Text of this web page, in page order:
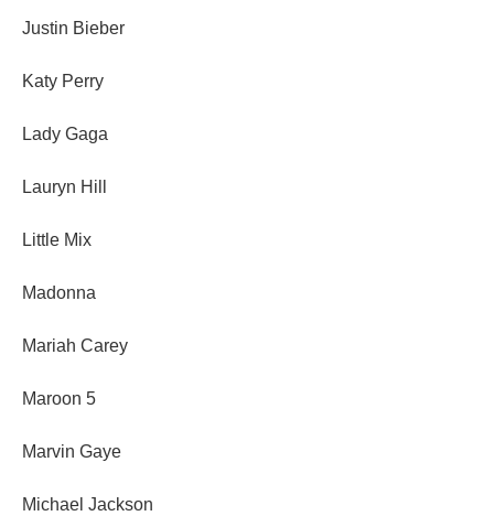
Justin Bieber
Katy Perry
Lady Gaga
Lauryn Hill
Little Mix
Madonna
Mariah Carey
Maroon 5
Marvin Gaye
Michael Jackson